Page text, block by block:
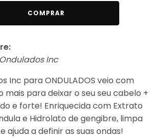
COMPRAR
Inc
Inc para ONDULADOS veio com
mais para deixar o seu seu cabelo +
e forte! Enriquecida com Extrato
e Hidrolato de gengibre, limpa
ajuda a definir as suas ondas!